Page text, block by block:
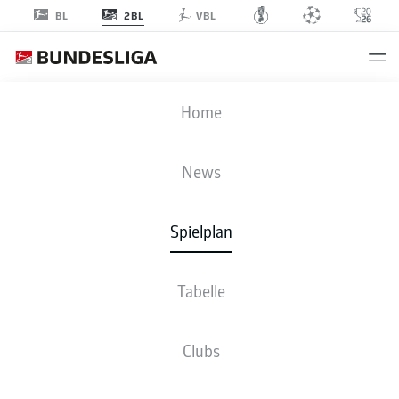
BL 2BL VBL
Home
News
Spielplan
Tabelle
Clubs
HDH
0
AUFSTELLUNGEN